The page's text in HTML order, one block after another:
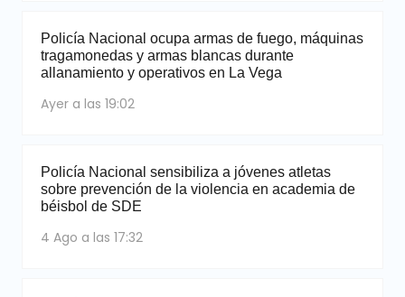
Policía Nacional ocupa armas de fuego, máquinas
tragamonedas y armas blancas durante
allanamiento y operativos en La Vega
Ayer a las 19:02
Policía Nacional sensibiliza a jóvenes atletas
sobre prevención de la violencia en academia de
béisbol de SDE
4 Ago a las 17:32